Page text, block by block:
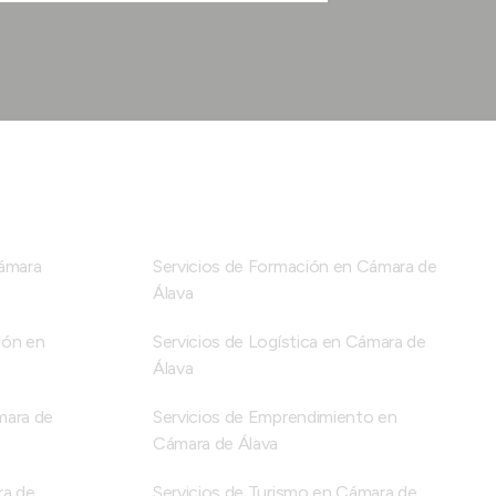
Servicios de Formación en Cámara de
Álava
en
Servicios de Logística en Cámara de
Álava
de
Servicios de Emprendimiento en
Cámara de Álava